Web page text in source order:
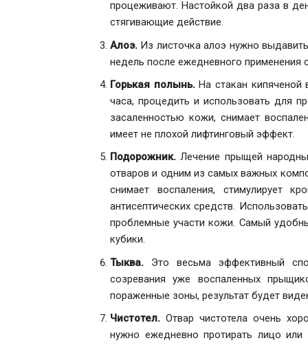
процеживают. Настойкой два раза в
стягивающие действие.
Алоэ. Из листочка алоэ нужно
недель после ежедневного применения
Горькая полынь.На стакан кипяченой
часа, процедить и использовать для
засаленностью кожи, снимает
имеет не плохой лифтинговый эффект.
Подорожник. Лечение прыщей
отваров и одним из самых важных
снимает воспаления, стимулирует
антисептических средств.
проблемные участи кожи. Самый
кубики.
Тыква. Это весьма эффективный
созревания уже воспаленных
пораженные зоны, результат будет
Чистотел.Отвар чистотела очень
нужно ежедневно протирать лицо